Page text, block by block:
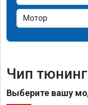
Чип
Выберите вашу